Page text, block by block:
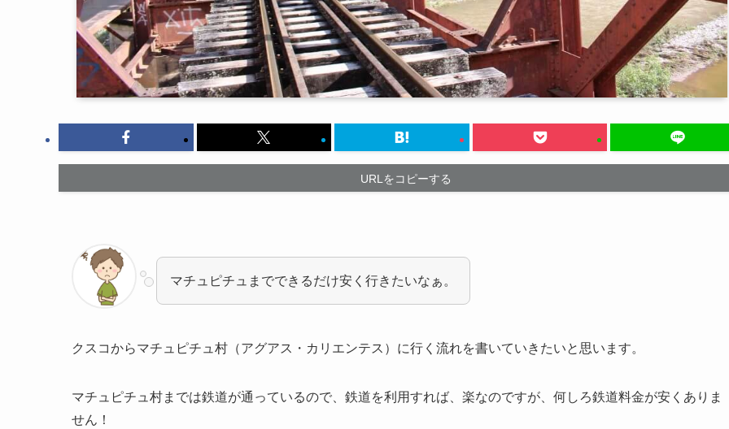
URLをコピーする
マチュピチュまでできるだけ安く行きたいなぁ。
クスコからマチュピチュ村（アグアス・カリエンテス）に行く流れを書いていきたいと思います。
マチュピチュ村までは鉄道が通っているので、鉄道を利用すれば、楽なのですが、何しろ鉄道料金が安くありま
せん！